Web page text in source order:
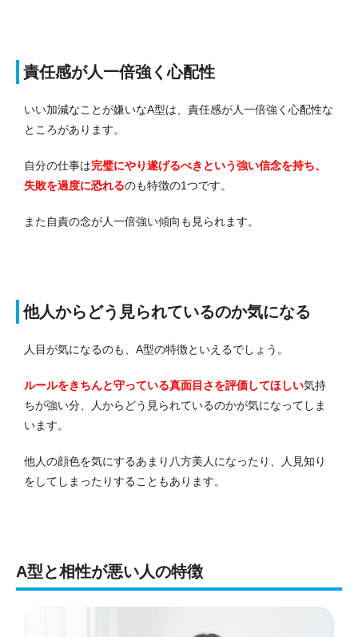
責任感が人一倍強く心配性
いい加減なことが嫌いなA型は、責任感が人一倍強く心配性な
ところがあります。
自分の仕事は完璧にやり遂げるべきという強い信念を持ち、
失敗を過度に恐れるのも特徴の1つです。
また自責の念が人一倍強い傾向も見られます。
他人からどう見られているのか気になる
人目が気になるのも、A型の特徴といえるでしょう。
ルールをきちんと守っている真面目さを評価してほしい気持
ちが強い分、人からどう見られているのかが気になってしま
います。
他人の顔色を気にするあまり八方美人になったり、人見知り
をしてしまったりすることもあります。
A型と相性が悪い人の特徴